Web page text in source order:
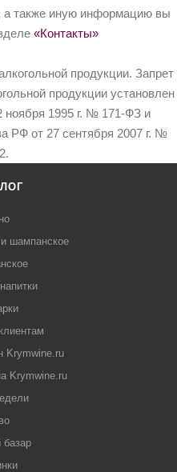
а также иную информацию вы
«Контакты»
продукции. Запрет
продукции установлен
ноября 1995 г. № 171-ФЗ и
РФ от 27 сентября 2007 г. №
шампанское
Krymwine.ru
Krymwine.ru
базар